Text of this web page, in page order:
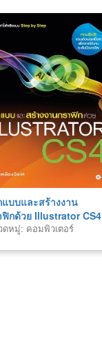
แบบและสร้างงาน
ฟิกด้วย Illustrator CS4
หมู่: คอมพิวเตอร์